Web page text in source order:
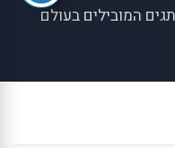
המובילים בעולם